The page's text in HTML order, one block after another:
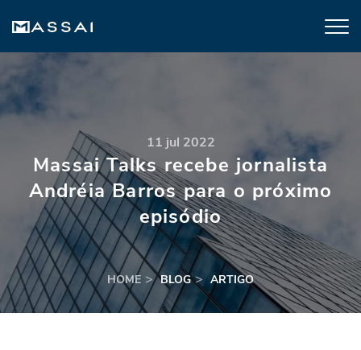
11 jul 2022
Massai Talks recebe jornalista
Andréia Barros para o próximo
episódio
HOME BLOG ARTIGO